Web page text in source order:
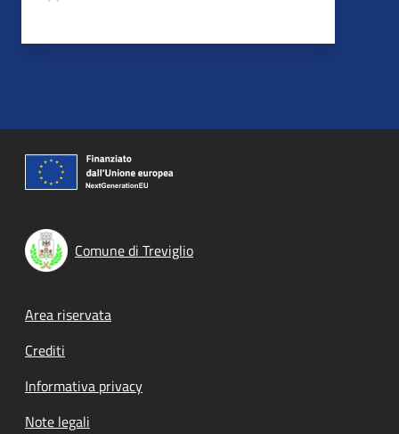
Comune di Treviglio
Footer menu
Area riservata
Crediti
Informativa privacy
Note legali